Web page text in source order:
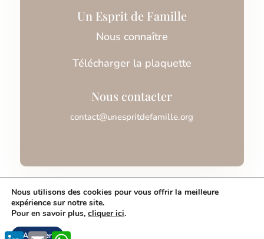
Un Esprit de Famille
Nous connaître
Télécharger la plaquette
Nous contacter
contact@unespritdefamille.org
Mentions légales
LinkedInEmail
Nous utilisons des cookies pour vous offrir la meilleure
expérience sur notre site.
Pour en savoir plus, cliquer ici.
Accepter